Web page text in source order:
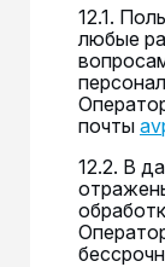
12.1.
любые
почты
12.2. В